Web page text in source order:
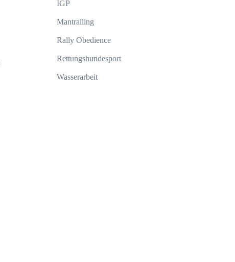
IGP
Mantrailing
Rally Obedience
Rettungshundesport
Wasserarbeit